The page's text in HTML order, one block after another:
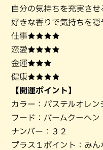
自分の気持ちを充実させ
好きな香りで気持ちを穏
仕事★★★★
恋愛★★★★
金運★★★
健康★★★★
【開運ポイント】
カラー：パステルオレン
フード：バームクーヘン
ナンバー：３２
プラス１ポイント：みん